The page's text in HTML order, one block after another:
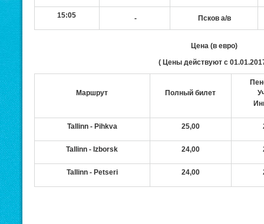
15:05 - Псков а/в
Цена (в евро)
( Цены действуют с
Маршрут Полный билет
Tallinn - Pihkva 25,00
Tallinn - Izborsk 24,00
Tallinn - Petseri 24,00